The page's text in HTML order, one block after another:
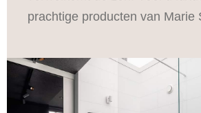
prachtige producten van Marie